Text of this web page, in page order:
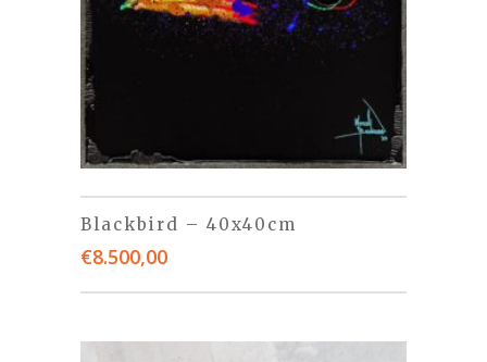
Blackbird – 40x40cm
€8.500,00